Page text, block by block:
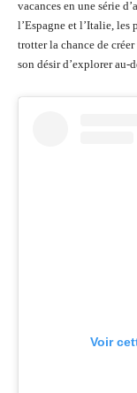
vacances en une série
l’Espagne et l’Italie,
trotter la chance de
son désir d’explorer au-
Voir